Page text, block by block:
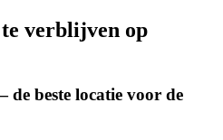
te verblijven op
beste locatie voor de